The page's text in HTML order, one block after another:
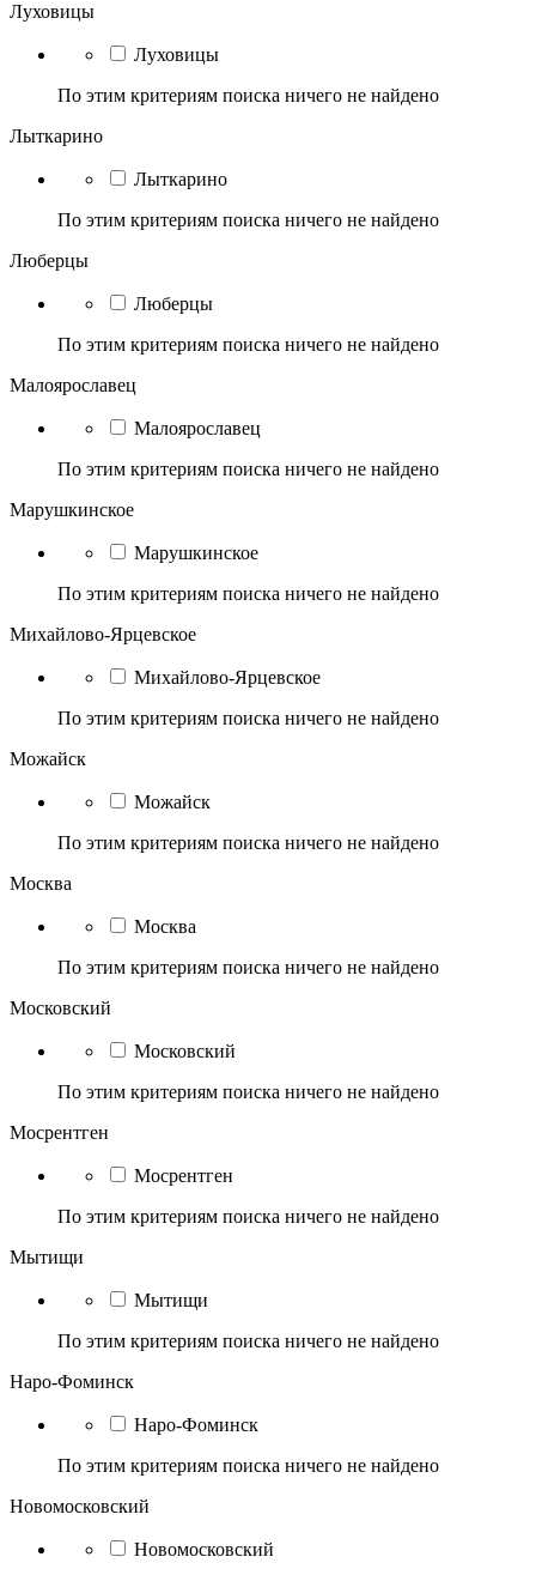
Луховицы
Луховицы
По этим критериям поиска ничего не найдено
Лыткарино
Лыткарино
По этим критериям поиска ничего не найдено
Люберцы
Люберцы
По этим критериям поиска ничего не найдено
Малоярославец
Малоярославец
По этим критериям поиска ничего не найдено
Марушкинское
Марушкинское
По этим критериям поиска ничего не найдено
Михайлово-Ярцевское
Михайлово-Ярцевское
По этим критериям поиска ничего не найдено
Можайск
Можайск
По этим критериям поиска ничего не найдено
Москва
Москва
По этим критериям поиска ничего не найдено
Московский
Московский
По этим критериям поиска ничего не найдено
Мосрентген
Мосрентген
По этим критериям поиска ничего не найдено
Мытищи
Мытищи
По этим критериям поиска ничего не найдено
Наро-Фоминск
Наро-Фоминск
По этим критериям поиска ничего не найдено
Новомосковский
Новомосковский